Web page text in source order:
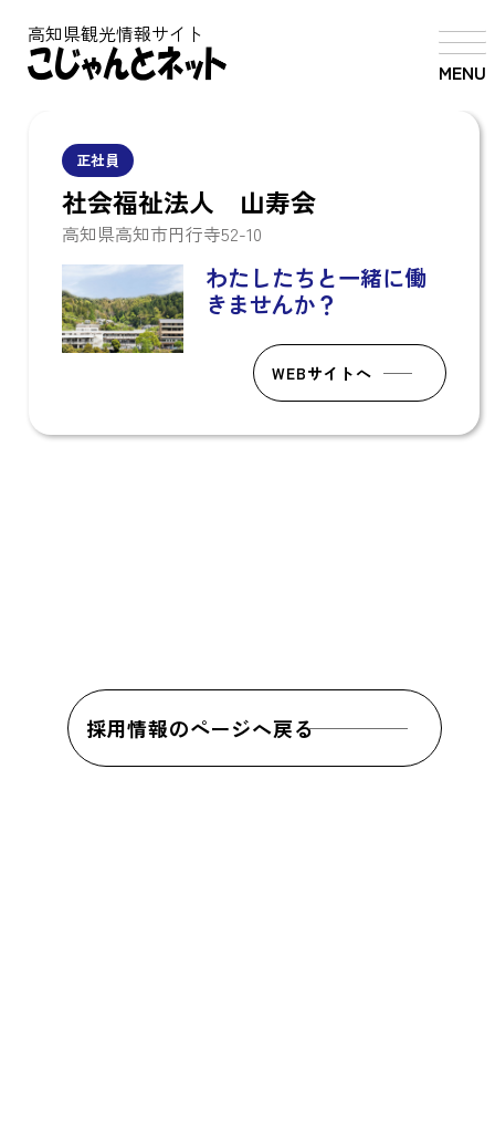
MENU
高知県観光情報サイト
正社員
社会福祉法人 山寿会
高知県高知市円行寺52-10
わたしたちと一緒に働
きませんか？
WEBサイトへ
採用情報のページへ戻る